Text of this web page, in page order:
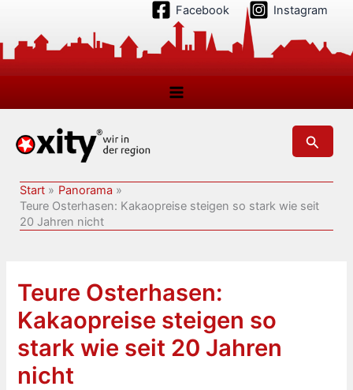
springen
Facebook Instagram
Suchen
Start
Panorama
Teure Osterhasen: Kakaopreise steigen so stark wie seit
20 Jahren nicht
Teure Osterhasen:
Kakaopreise steigen so
stark wie seit 20 Jahren
nicht